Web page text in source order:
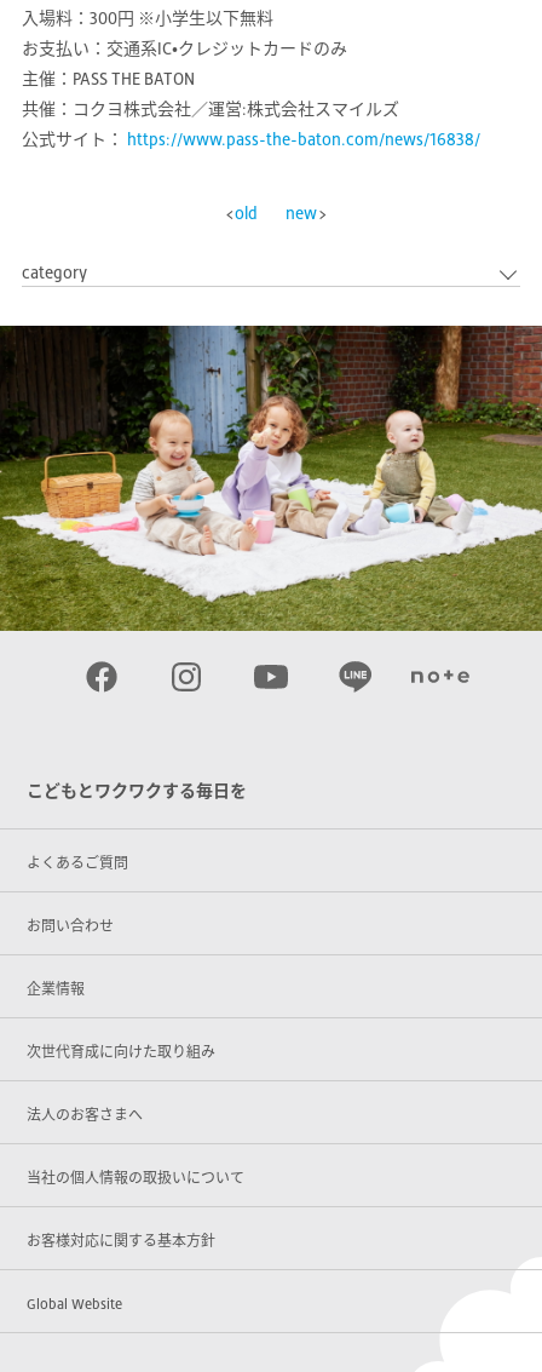
category
入場料：300円 ※小学生以下無料
お支払い：交通系IC•クレジットカードのみ
主催：PASS THE BATON
共催：コクヨ株式会社／運営:株式会社スマイルズ
公式サイト：
https://www.pass-the-baton.com/news/16838/
old new
こどもとワクワクする毎日を
よくあるご質問
お問い合わせ
企業情報
次世代育成に向けた取り組み
法人のお客さまへ
当社の個人情報の取扱いについて
お客様対応に関する基本方針
Global Website